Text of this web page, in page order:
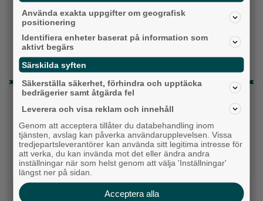
Milstolpen: Ny tunnel är på plats under
järnvägen
Detta händer i Alingsås 3–10 augusti
Då börjar tågen rulla igen: ”Vi ligger bra i fas”
Senaste artiklarna
Använda exakta uppgifter om geografisk
positionering
Identifiera enheter baserat på information som
aktivt begärs
Särskilda syften
Säkerställa säkerhet, förhindra och upptäcka
bedrägerier samt åtgärda fel
Leverera och visa reklam och innehåll
Genom att acceptera tillåter du databehandling inom
tjänsten, avslag kan påverka användarupplevelsen. Vissa
tredjepartsleverantörer kan använda sitt legitima intresse för
att verka, du kan invända mot det eller ändra andra
inställningar när som helst genom att välja 'Inställningar'
längst ner på sidan.
Acceptera alla